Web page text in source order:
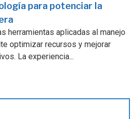
para potenciar la
herramientas aplicadas al manejo
optimizar recursos y mejorar
La experiencia...